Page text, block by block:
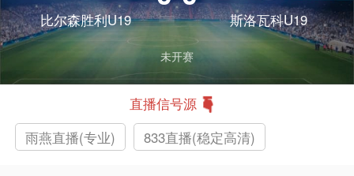
比尔森胜利U19 斯洛瓦科U19
未开赛
直播信号源
雨燕直播(专业)
833直播(稳定高清)